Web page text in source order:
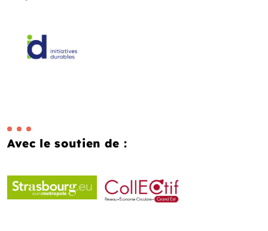
Avec le soutien de :